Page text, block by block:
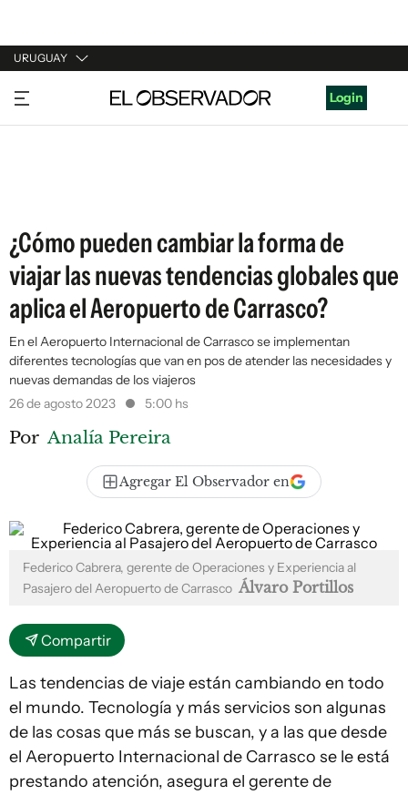
URUGUAY
URUGUAY
ARGENTINA
Login
¿Cómo pueden cambiar la forma de
viajar las nuevas tendencias globales que
aplica el Aeropuerto de Carrasco?
En el Aeropuerto Internacional de Carrasco se implementan
diferentes tecnologías que van en pos de atender las necesidades y
nuevas demandas de los viajeros
26 de agosto 2023
5:00 hs
Por Analía Pereira
Agregar El Observador en
Federico Cabrera, gerente de Operaciones y Experiencia al
Pasajero del Aeropuerto de Carrasco Álvaro Portillos
Compartir
Las tendencias de viaje están cambiando en todo
el mundo. Tecnología y más servicios son algunas
de las cosas que más se buscan, y a las que desde
el Aeropuerto Internacional de Carrasco se le está
prestando atención, asegura el gerente de